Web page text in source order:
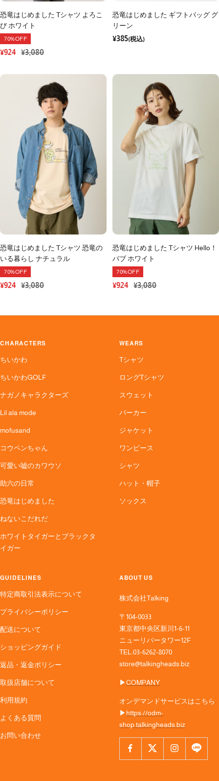
恐竜はじめました Tシャツ よろこ
び ホワイト
70%OFF
セ
ー
ル
価
格
¥924 通
常
価
格
¥3,080
恐竜はじめました ギフトバッグ グ
リーン
セ
ー
ル
価
格
¥385(税込)
恐竜はじめました Tシャツ 恐竜の
いる暮らし ナチュラル
70%OFF
セ
ー
ル
価
格
¥924 通
常
価
格
¥3,080
恐竜はじめました Tシャツ Hello！
バブ ホワイト
70%OFF
セ
ー
ル
価
格
¥924 通
常
価
格
¥3,080
CHARACTERS
ちいかわ
ちいかわGOLF
ナガノキャラクターズ
Lil ala mode
mofusand
コウペンちゃん
可愛い嘘のカワウソ
助六の日常
恐竜はじめました
ねないこだれだ
ホワイトタイガーとブラックタ
イガー
WEARS
Tシャツ
ロングTシャツ
スウェット
パーカー
ジャケット
ワンピース
シャツ
ハット・帽子
ソックス
GUIDELINES
特定商取引法表示について
プライバシーポリシー
配送について
ショッピングガイド
返品・返金ポリシー
取扱店舗について
利用規約
よくある質問
お問い合わせ
ABOUT US
株式会社Talking
〒104-0033
東京都中央区新川1-6-11
ニューリバータワー12F
TEL:03-6262-8070
store@talkingheads.biz
▶︎COMPANY
オンデマンドサービスはこちら
▶︎ https://odm-
shop.talkingheads.biz